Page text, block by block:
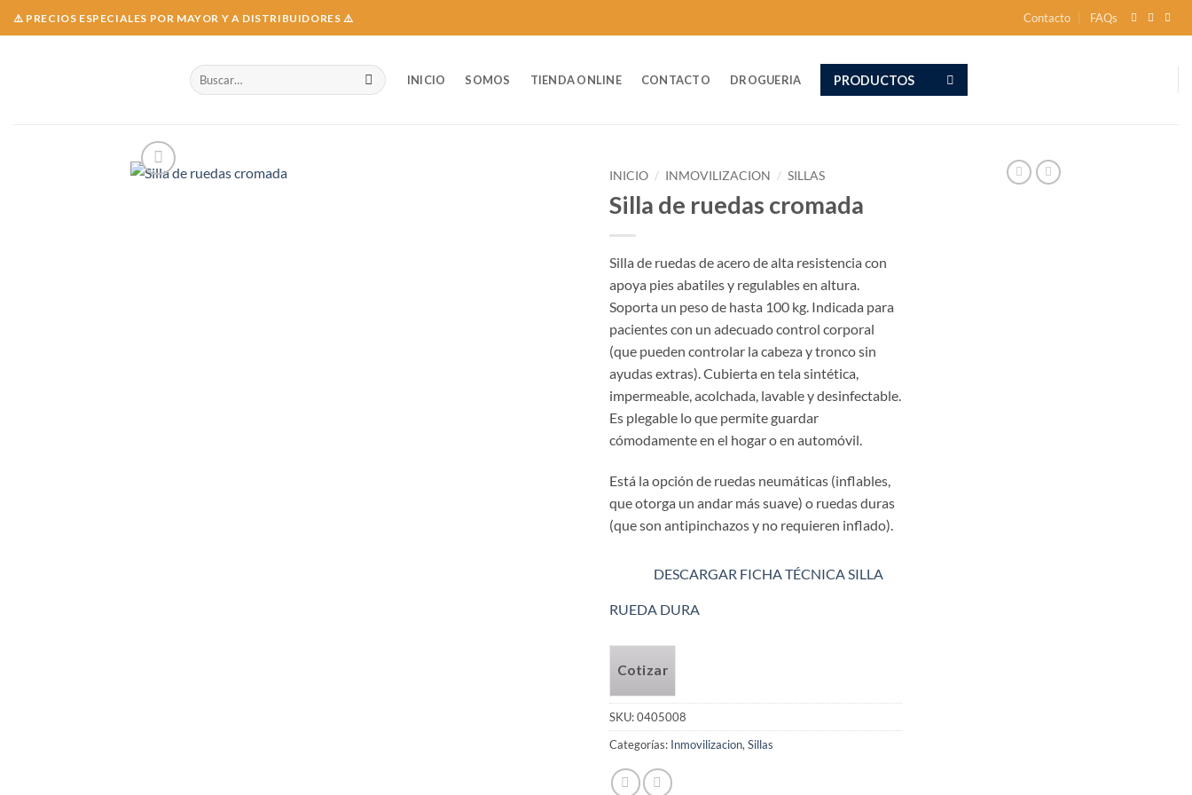
Skip
to
⚠️ PRECIOS ESPECIALES POR MAYOR Y A DISTRIBUIDORES ⚠️ Contacto FAQs
Buscar
por:
INICIO SOMOS TIENDA ONLINE CONTACTO DROGUERIA PRODUCTOS
INICIO / INMOVILIZACION / SILLAS
Silla de ruedas cromada
Silla de ruedas de acero de alta resistencia con
apoya pies abatiles y regulables en altura.
Soporta un peso de hasta 100 kg. Indicada para
pacientes con un adecuado control corporal
(que pueden controlar la cabeza y tronco sin
ayudas extras). Cubierta en tela sintética,
impermeable, acolchada, lavable y desinfectable.
Es plegable lo que permite guardar
cómodamente en el hogar o en automóvil.
Está la opción de ruedas neumáticas (inflables,
que otorga un andar más suave) o ruedas duras
(que son antipinchazos y no requieren inflado).
DESCARGAR FICHA TÉCNICA SILLA
RUEDA DURA
Cotizar
SKU:0405008
Categorías: Inmovilizacion, Sillas